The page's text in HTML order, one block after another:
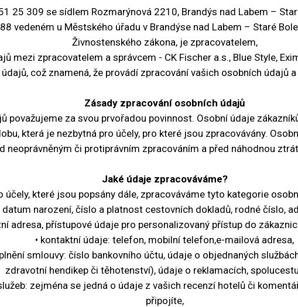
25 309 se sídlem Rozmarýnová 2210, Brandýs nad Labem –
vedeném u Městského úřadu v Brandýse nad Labem – Staré
Živnostenského zákona, je zpracovatelem,
mezi zpracovatelem a správcem - CK Fischer a.s., Blue Style,
což znamená, že provádí zpracování vašich osobních údajů
Zásady zpracování osobních údajů
považujeme za svou prvořadou povinnost. Osobní údaje
která je nezbytná pro účely, pro které jsou zpracovávány.
neoprávněným či protiprávním zpracováním a před náhodnou
Jaké údaje zpracováváme?
účely, které jsou popsány dále, zpracováváme tyto kategorie
narození, číslo a platnost cestovních dokladů, rodné číslo,
adresa, přístupové údaje pro personalizovaný přístup do
• kontaktní údaje: telefon, mobilní telefon,e-mailová adresa,
smlouvy: číslo bankovního účtu, údaje o objednaných
zdravotní hendikep či těhotenství), údaje o reklamacích,
zejména se jedná o údaje z vašich recenzí hotelů či
připojíte,